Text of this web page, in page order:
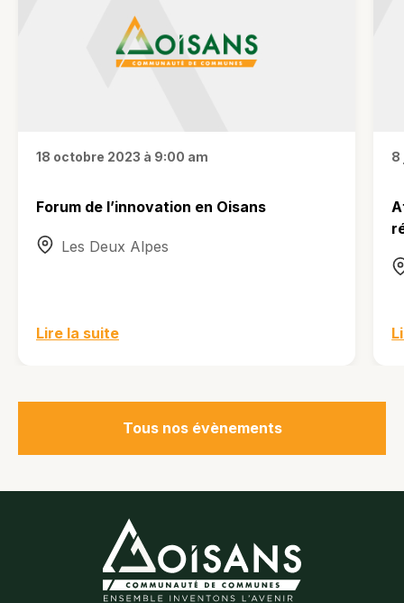
18 octobre 2023 à 9:00 am
Forum de l’innovation en Oisans
Les Deux Alpes
Lire la suite
8
Tous nos évènements